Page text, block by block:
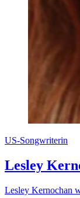
US-Songwriterin
Lesley
Lesley Kernochan